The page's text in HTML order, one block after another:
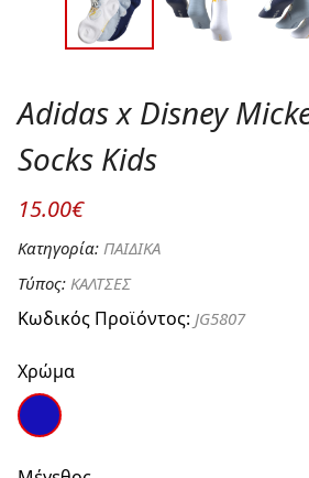
Adidas x Disney
Socks Kids
15.00€
Κατηγορία: ΠΑΙΔΙΚΑ
Τύπος: ΚΑΛΤΣΕΣ
Κωδικός Προϊόντος: JG5807
Χρώμα